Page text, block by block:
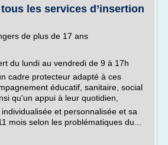
les services d’insertion
de plus de 17 ans
du lundi au vendredi de 9 à 17h
cadre protecteur adapté à ces
éducatif, sanitaire, social
qu'un appui à leur quotidien,
et personnalisée et sa
mois selon les problématiques du...